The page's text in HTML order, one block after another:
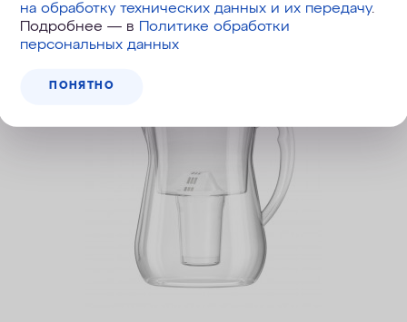
КУПИТЬ
на обработку технических данных и их передачу.
Подробнее — в Политике обработки
персональных данных
ПОНЯТНО